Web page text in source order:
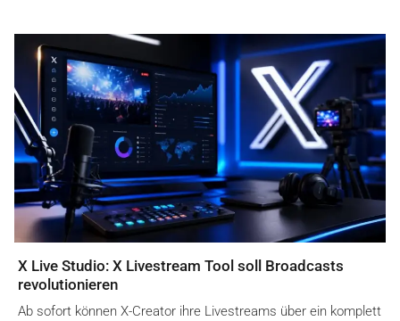
X Live Studio: X Livestream Tool soll Broadcasts
revolutionieren
Ab sofort können X-Creator ihre Livestreams über ein komplett